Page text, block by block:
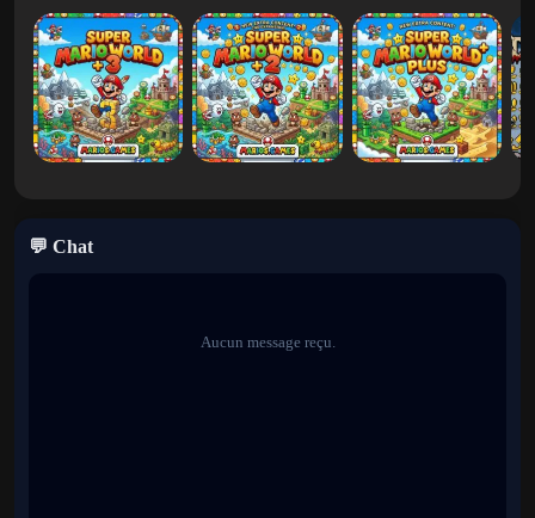
Fans de TetrisetDr. Marioadorera le mélange parfait de stratégie
et de gameplay de style arcade.
Catégories
💬 Chat
Aucun message reçu.